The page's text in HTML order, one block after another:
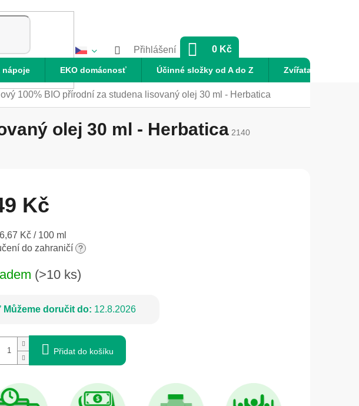
Přihlášení
NÁKUPNÍ
0 Kč
nápoje EKO domácnosť Účinné složky od A do Z Zvířata
100% BIO přírodní za studena lisovaný olej 30 ml - Herbatica
olej 30 ml - Herbatica 2140
Kč
Kč / 100 ml
do zahraničí ?
(>10 ks)
Můžeme doručit do: 12.8.2026
Přidat do košíku